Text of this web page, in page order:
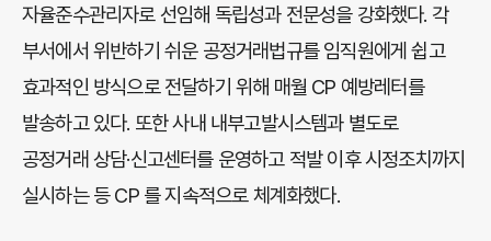
자율준수관리자로 선임해 독립성과 전문성을 강화했다. 각
부서에서 위반하기 쉬운 공정거래법규를 임직원에게 쉽고
효과적인 방식으로 전달하기 위해 매월 CP 예방레터를
발송하고 있다. 또한 사내 내부고발시스템과 별도로
공정거래 상담·신고센터를 운영하고 적발 이후 시정조치까지
실시하는 등 CP 를 지속적으로 체계화했다.